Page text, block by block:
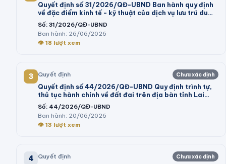
Quyết định số 31/2026/QĐ-UBND Ban hành quy định
về đặc điểm kinh tế - kỹ thuật của dịch vụ lưu trú du
lịch; dịch vụ tham quan tại khu du lịch thực hiện kê
khai giá trên địa bàn tỉnh Lâm Đồng
Số: 31/2026/QĐ-UBND
Ban hành: 26/06/2026
👁 18 lượt xem
3 Quyết định Chưa xác định
Quyết định số 44/2026/QĐ-UBND Quy định trình tự,
thủ tục hành chính về đất đai trên địa bàn tỉnh Lai
Châu
Số: 44/2026/QĐ-UBND
Ban hành: 20/06/2026
👁 13 lượt xem
4 Quyết định Chưa xác định